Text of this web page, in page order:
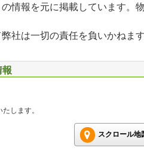
の情報を元に掲載しています。
社は一切の責任を負いかねま
報
します。
スクロール地